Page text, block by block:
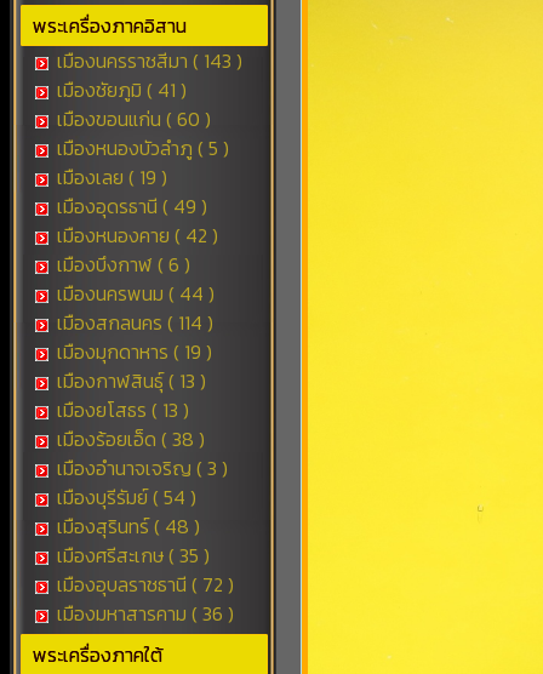
พระเครื่องภาคอิสาน
เมืองนครราชสีมา ( 143 )
เมืองชัยภูมิ ( 41 )
เมืองขอนแก่น ( 60 )
เมืองหนองบัวลำภู ( 5 )
เมืองเลย ( 19 )
เมืองอุดรธานี ( 49 )
เมืองหนองคาย ( 42 )
เมืองบึงกาฬ ( 6 )
เมืองนครพนม ( 44 )
เมืองสกลนคร ( 114 )
เมืองมุกดาหาร ( 19 )
เมืองกาฬสินธุ์ ( 13 )
เมืองยโสธร ( 13 )
เมืองร้อยเอ็ด ( 38 )
เมืองอำนาจเจริญ ( 3 )
เมืองบุรีรัมย์ ( 54 )
เมืองสุรินทร์ ( 48 )
เมืองศรีสะเกษ ( 35 )
เมืองอุบลราชธานี ( 72 )
เมืองมหาสารคาม ( 36 )
พระเครื่องภาคใต้